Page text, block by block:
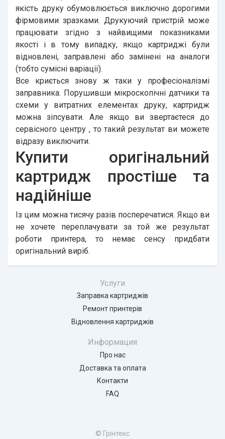
якість друку обумовлюється виключно дорогими
фірмовими зразками. Друкуючий пристрій може
працювати згідно з найвищими показниками
якості і в тому випадку, якщо картриджі були
відновлені, заправлені або замінені на аналоги
(тобто сумісні варіації).
Все криється знову ж таки у професіоналізмі
заправника. Порушивши мікроскопічні датчики та
схеми у витратних елементах друку, картридж
можна зіпсувати. Але якщо ви звертаєтеся до
сервісного центру, то такий результат ви можете
відразу виключити.
Купити оригінальний
картридж простіше та
надійніше
Із цим можна тисячу разів посперечатися. Якщо ви
не хочете переплачувати за той же результат
роботи принтера, то немає сенсу придбати
оригінальний виріб.
© Грінтекс
Услуги
Заправка картриджів
Ремонт принтерів
Відновлення картриджів
Информация
Про нас
Доставка та оплата
Контакти
FAQ